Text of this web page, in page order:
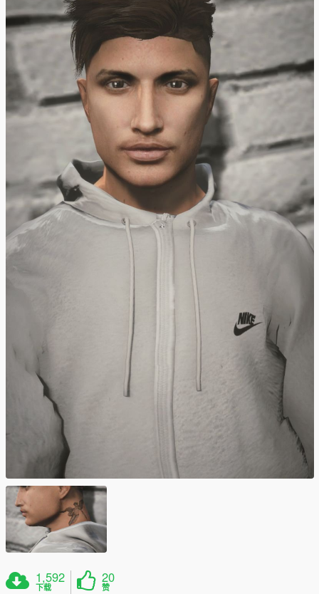
1,592
下载
20
赞